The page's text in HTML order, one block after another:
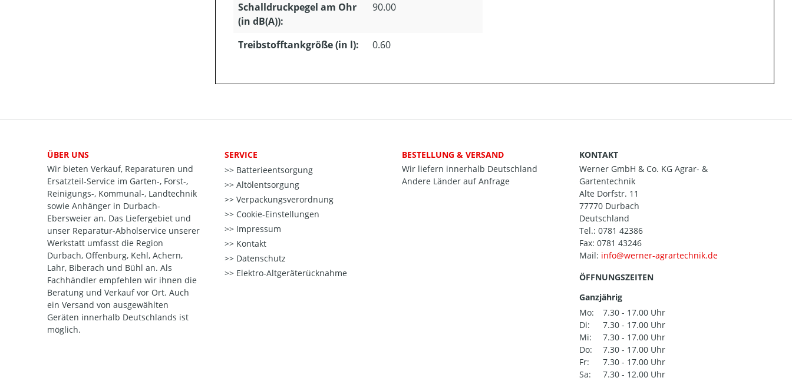
Schalldruckpegel am Ohr
(in dB(A)):
90.00
Treibstofftankgröße (in l): 0.60
ÜBER UNS
Wir bieten Verkauf, Reparaturen und
Ersatzteil-Service im Garten-, Forst-,
Reinigungs-, Kommunal-, Landtechnik
sowie Anhänger in Durbach-
Ebersweier an. Das Liefergebiet und
unser Reparatur-Abholservice unserer
Werkstatt umfasst die Region
Durbach, Offenburg, Kehl, Achern,
Lahr, Biberach und Bühl an. Als
Fachhändler empfehlen wir ihnen die
Beratung und Verkauf vor Ort. Auch
ein Versand von ausgewählten
Geräten innerhalb Deutschlands ist
möglich.
SERVICE
Batterieentsorgung
Altölentsorgung
Verpackungsverordnung
Cookie-Einstellungen
Impressum
Kontakt
Datenschutz
Elektro-Altgeräterücknahme
BESTELLUNG & VERSAND
Wir liefern innerhalb Deutschland
Andere Länder auf Anfrage
KONTAKT
Werner GmbH & Co. KG Agrar- &
Gartentechnik
Alte Dorfstr. 11
77770 Durbach
Deutschland
Tel.: 0781 42386
Fax: 0781 43246
Mail:
ÖFFNUNGSZEITEN
Ganzjährig
Mo:
7.30 - 17.00 Uhr
Di:
7.30 - 17.00 Uhr
Mi:
7.30 - 17.00 Uhr
Do:
7.30 - 17.00 Uhr
Fr:
7.30 - 17.00 Uhr
Sa:
7.30 - 12.00 Uhr